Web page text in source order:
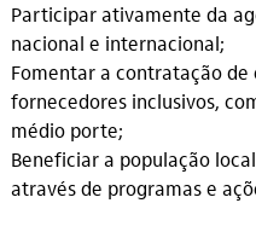
Participar ativamente da
nacional e internacional;
Fomentar a contratação de
fornecedores inclusivos,
médio porte;
Beneficiar a população
através de programas e